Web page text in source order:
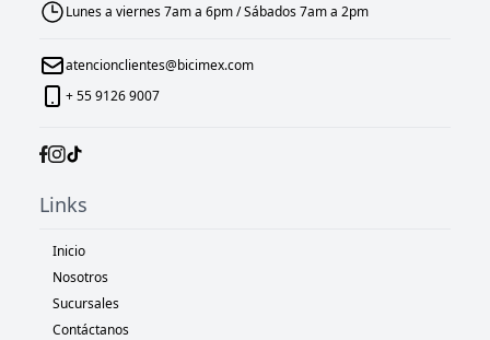
Lunes a viernes 7am a 6pm / Sábados 7am a 2pm
atencionclientes@bicimex.com
+ 55 9126 9007
Links
Inicio
Nosotros
Sucursales
Contáctanos